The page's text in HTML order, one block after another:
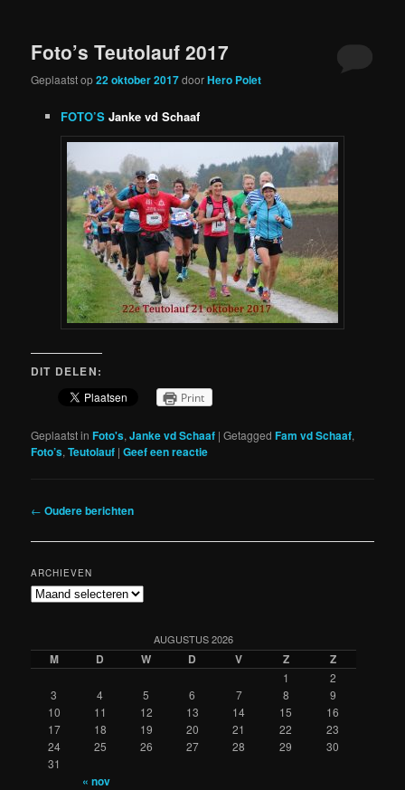
Foto’s Teutolauf 2017
Geplaatst op22 oktober 2017doorHero Polet
FOTO’SJanke vd Schaaf
DIT DELEN:
Print
Geplaatst in Foto's,Janke vd Schaaf |Getagged Fam vd Schaaf,
Foto’s,Teutolauf |Geef een reactie
Berichtnavigatie
← Oudere berichten
ARCHIEVEN
Archieven
AUGUSTUS 2026
M D W D V Z Z
1
2
3
4 5 6 7 8
9
10
11 12 13 14 15
16
17
18 19 20 21 22
23
24
25 26 27 28 29
30
31
« nov